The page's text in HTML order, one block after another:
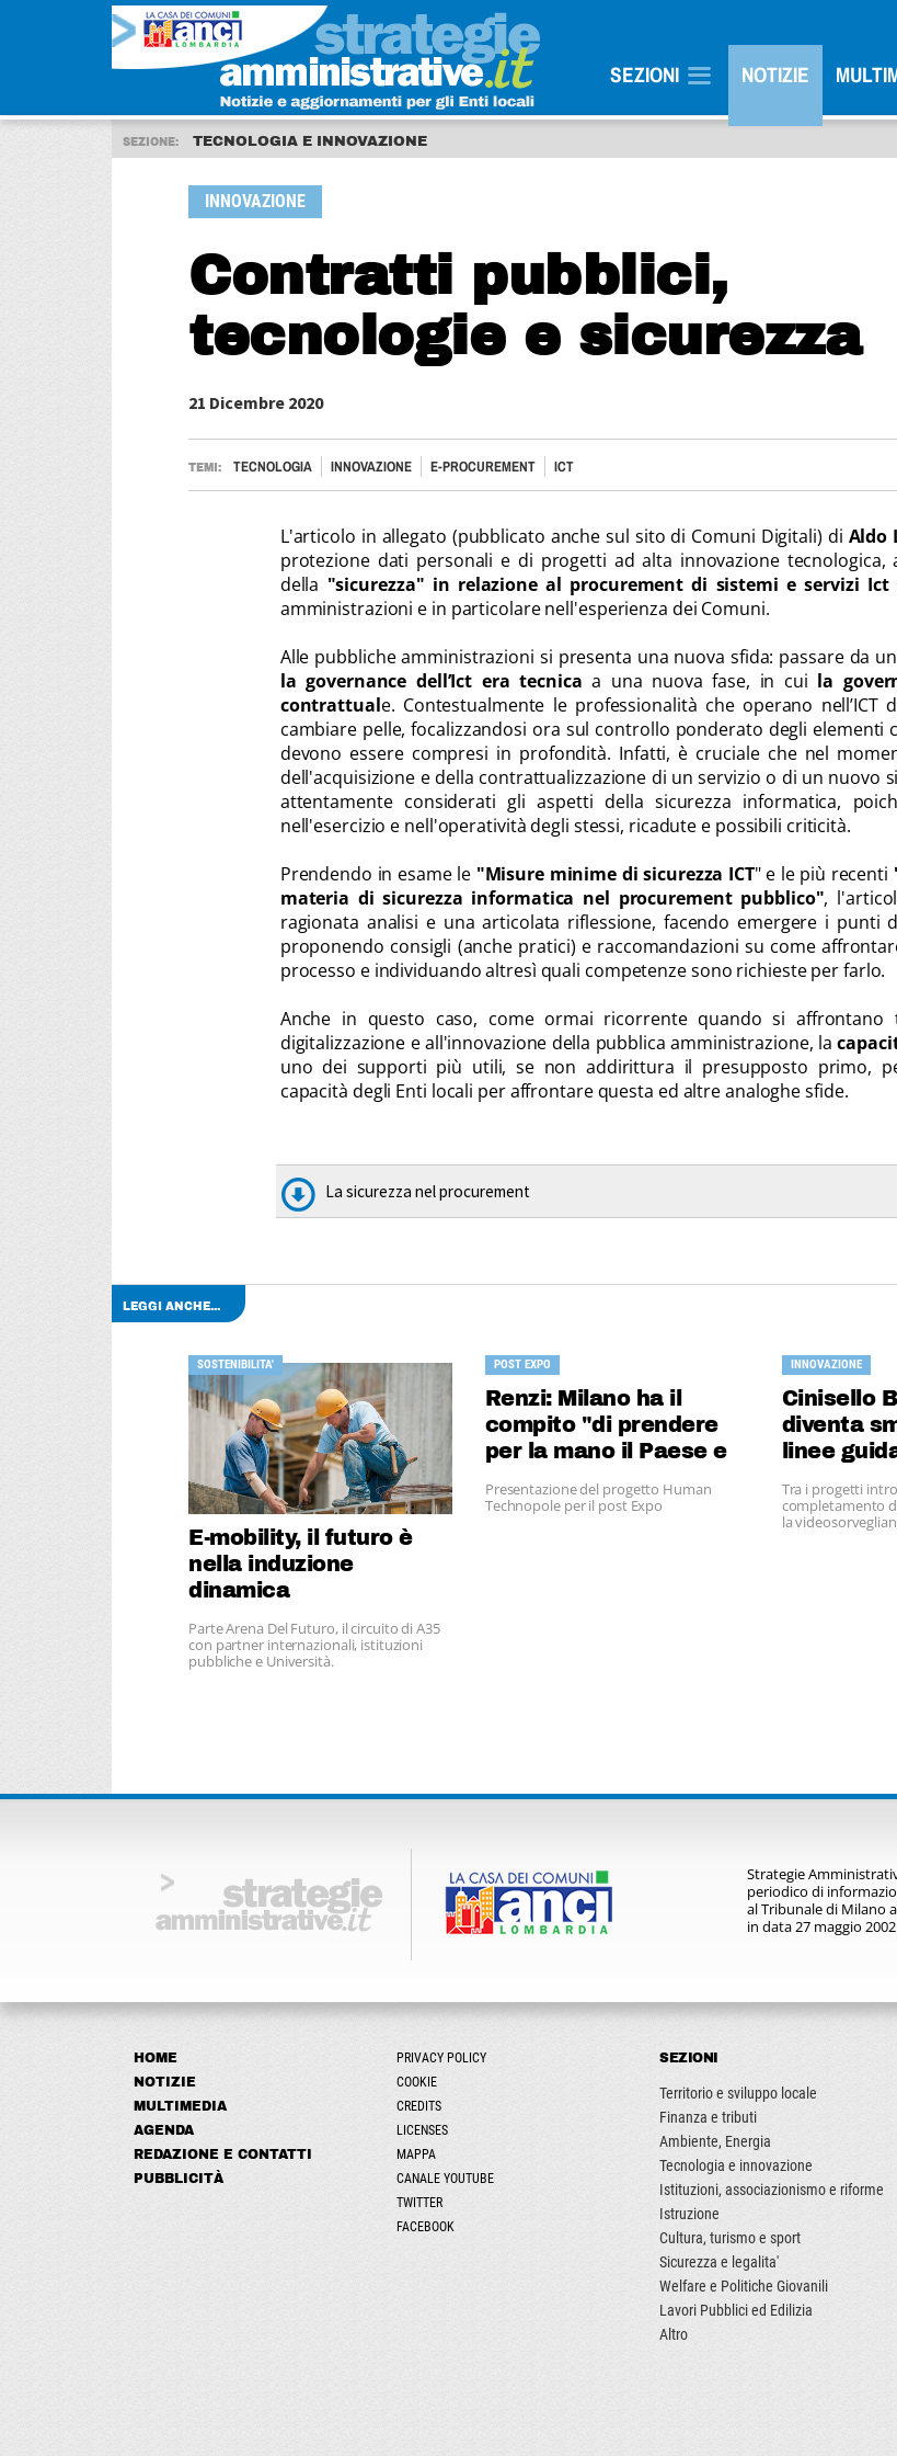
SEZIONI NOTIZIE
SEZIONE: TECNOLOGIA E INNOVAZIONE
INNOVAZIONE
Contratti pubblici,
tecnologie e sicurezza
21 Dicembre 2020
TEMI: TECNOLOGIA INNOVAZIONE E-PROCUREMENT ICT
L'articolo in allegato (pubblicato anche sul sito di Comuni Digitali) di Aldo
protezione dati personali e di progetti ad alta innovazione tecnologica,
della "sicurezza" in relazione al procurement di sistemi e servizi Ict
amministrazioni e in particolare nell'esperienza dei Comuni.
Alle pubbliche amministrazioni si presenta una nuova sfida: passare da
la governance dell’Ict era tecnicaa una nuova fase, in cui la
contrattuale. Contestualmente le professionalità che operano nell’ICT
cambiare pelle, focalizzandosi ora sul controllo ponderato degli elementi
devono essere compresi in profondità. Infatti, è cruciale che nel
dell'acquisizione e della contrattualizzazione di un servizio o di un nuovo
attentamente considerati gli aspetti della sicurezza informatica,
nell'esercizio e nell'operatività degli stessi, ricadute e possibili criticità.
Prendendo in esame le "Misure minime di sicurezza ICT" e le più recenti
materia di sicurezza informatica nel procurement pubblico",
ragionata analisi e una articolata riflessione, facendo emergere i punti
proponendo consigli (anche pratici) e raccomandazioni su come
processo e individuando altresì quali competenze sono richieste per farlo.
Anche in questo caso, come ormai ricorrente quando si affrontano
digitalizzazione e all'innovazione della pubblica amministrazione, la
uno dei supporti più utili, se non addirittura il presupposto primo,
capacità degli Enti locali per affrontare questa ed altre analoghe sfide.
La sicurezza nel procurement
LEGGI ANCHE...
SOSTENIBILITA'
E-mobility, il futuro è
nella induzione
dinamica
Parte Arena Del Futuro, il circuito di A35
con partner internazionali, istituzioni
pubbliche e Università.
POST EXPO
Renzi: Milano ha il
compito "di prendere
per la mano il Paese e
futuro"
Presentazione del progetto Human
Technopole per il post Expo
INNOVAZIONE
Cinisello
diventa
linee
Tra i progetti
completamento
la
Strategie
periodico di
al Tribunale di Milano
in data 27 maggio 2002
HOME
NOTIZIE
MULTIMEDIA
AGENDA
REDAZIONE E CONTATTI
PUBBLICITÀ
PRIVACY POLICY
COOKIE
CREDITS
LICENSES
MAPPA
CANALE YOUTUBE
TWITTER
FACEBOOK
SEZIONI
Territorio e sviluppo locale
Finanza e tributi
Ambiente, Energia
Tecnologia e innovazione
Istituzioni, associazionismo e riforme
Istruzione
Cultura, turismo e sport
Sicurezza e legalita'
Welfare e Politiche Giovanili
Lavori Pubblici ed Edilizia
Altro